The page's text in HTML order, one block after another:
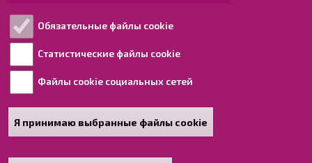
Обязательные файлы cookie
Статистические файлы cookie
Файлы cookie социальных сетей
Я принимаю выбранные файлы cookie
Ознакомьтесь!
Обработка персональных данных
Информация о доступности для людей с
ограниченными возможностями